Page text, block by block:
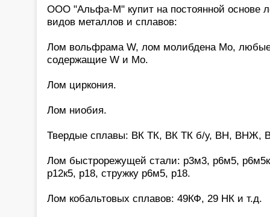
ООО "Альфа-М" купит на постоянной основе
видов металлов и сплавов:
Лом вольфрама W, лом молибдена Mo,
содержащие W и Mo.
Лом циркония.
Лом ниобия.
Твердые сплавы: ВК ТК, ВК ТК б/у, ВН,
Лом быстрорежущей стали: р3м3, р6м5,
р12к5, р18, стружку р6м5, р18.
Лом кобальтовых сплавов: 49КФ, 29 НК и т.д.